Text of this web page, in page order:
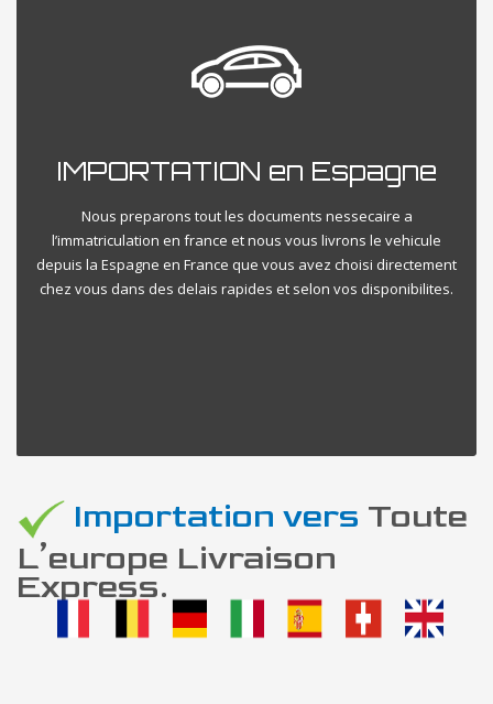
IMPORTATION en Espagne
Nous preparons tout les documents nessecaire a
l’immatriculation en france et nous vous livrons le vehicule
depuis la Espagne en France que vous avez choisi directement
chez vous dans des delais rapides et selon vos disponibilites.
Importation vers Toute
L’europe Livraison
Express.